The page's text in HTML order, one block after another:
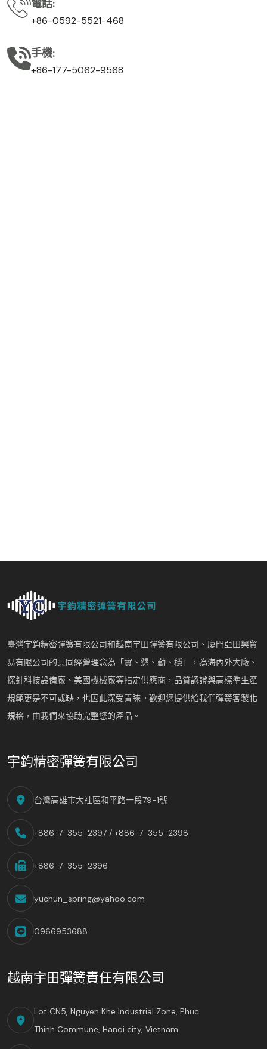
電話:
+86-0592-5521-468
手機:
+86-177-5062-9568
臺灣宇鈞精密彈簧有限公司和越南宇田彈簧有限公司、廈門亞田興貿
易有限公司的共同經營理念為「實、懇、勤、穩」，為海內外大廠、
探針科技設備廠、美國機械廠等指定供應商，品質認證與高標準生產
規範更是不可或缺，也因此深受青睞。歡迎您提供給我們彈簧客製化
規格，由我們來協助完整您的產品。
宇鈞精密彈簧有限公司
台灣高雄市大社區和平路一段79-1號
+886-7-355-2397 / +886-7-355-2398
+886-7-355-2396
yuchun_spring@yahoo.com
0966953688
越南宇田彈簧責任有限公司
Lot CN5, Nguyen Khe Industrial Zone, Phuc
Thinh Commune, Hanoi city, Vietnam